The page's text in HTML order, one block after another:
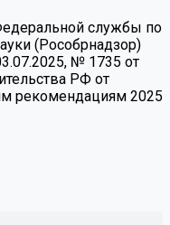
службы по
(Рособрнадзор)
№ 1735 от
РФ от
рекомендациям 2025